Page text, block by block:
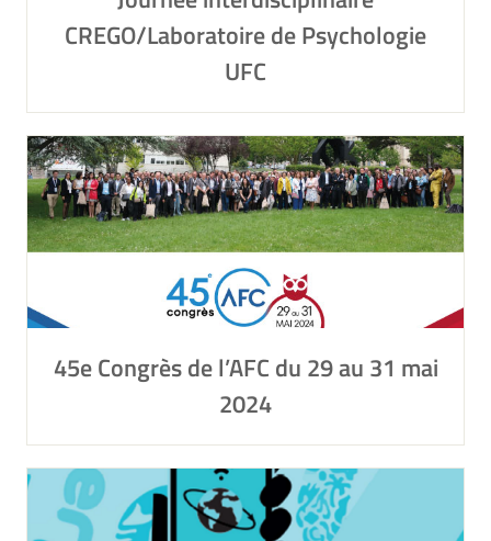
CREGO/Laboratoire de Psychologie
UFC
45e Congrès de l’AFC du 29 au 31 mai
2024